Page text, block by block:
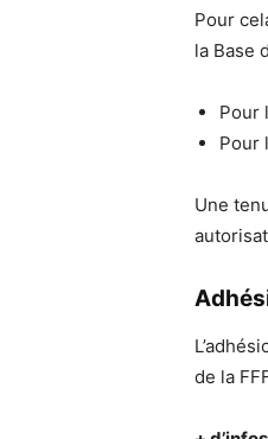
Pour
la Base
Pour
Pour
Une
de la